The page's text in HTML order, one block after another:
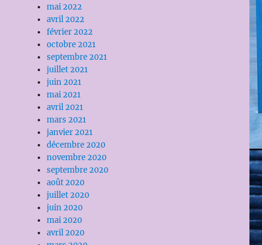
mai 2022
avril 2022
février 2022
octobre 2021
septembre 2021
juillet 2021
juin 2021
mai 2021
avril 2021
mars 2021
janvier 2021
décembre 2020
novembre 2020
septembre 2020
août 2020
juillet 2020
juin 2020
mai 2020
avril 2020